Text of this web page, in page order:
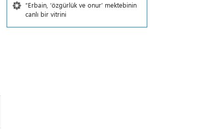
“Erbain, ‘özgürlük ve onur’ mektebinin
canlı bir vitrini